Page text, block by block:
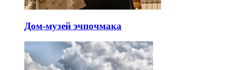
Дом-музей эчпочмака